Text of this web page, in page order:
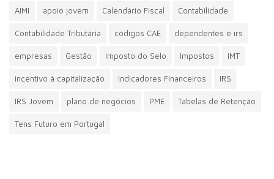
AIMI apoio jovem Calendário Fiscal Contabilidade
Contabilidade Tributária códigos CAE dependentes e irs
empresas Gestão Imposto do Selo Impostos IMT
incentivo à capitalização Indicadores Financeiros IRS
IRS Jovem plano de negócios PME Tabelas de Retenção
Tens Futuro em Portugal